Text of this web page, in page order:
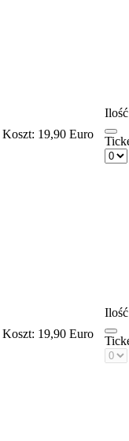
Koszt: 19,90 Euro
Koszt: 19,90 Euro